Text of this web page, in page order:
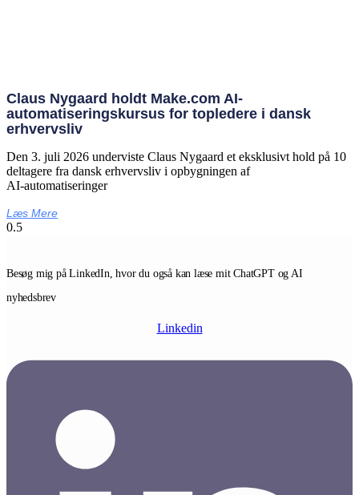
Claus Nygaard holdt Make.com AI-
automatiseringskursus for topledere i dansk
erhvervsliv
Den 3. juli 2026 underviste Claus Nygaard et eksklusivt hold på 10
deltagere fra dansk erhvervsliv i opbygningen af
AI‑automatiseringer
Læs Mere
Besøg mig på LinkedIn, hvor du også kan læse mit ChatGPT og AI
nyhedsbrev
Linkedin